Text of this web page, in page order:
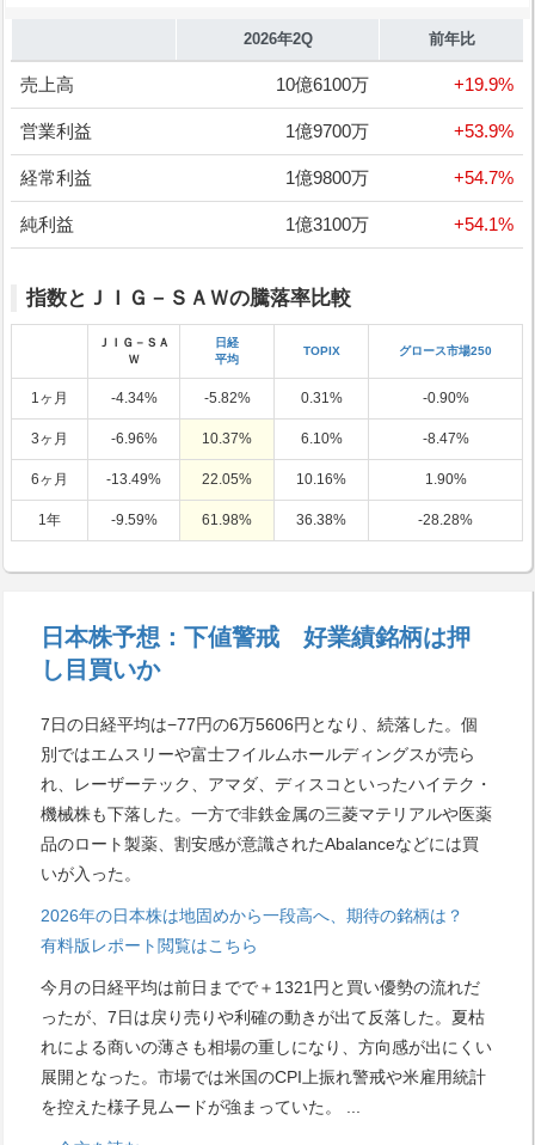
2026年2Q 前年比
売上高 10億6100万 +19.9%
営業利益 1億9700万 +53.9%
経常利益 1億9800万 +54.7%
純利益 1億3100万 +54.1%
指数とＪＩＧ－ＳＡＷの騰落率比較
ＪＩＧ－ＳＡ
Ｗ
日経
平均
TOPIX グロース市場250
1ヶ月 -4.34% -5.82% 0.31% -0.90%
3ヶ月 -6.96% 10.37% 6.10% -8.47%
6ヶ月 -13.49% 22.05% 10.16% 1.90%
1年 -9.59% 61.98% 36.38% -28.28%
日本株予想：下値警戒 好業績銘柄は押
し目買いか
7日の日経平均は−77円の6万5606円となり、続落した。個
別ではエムスリーや富士フイルムホールディングスが売ら
れ、レーザーテック、アマダ、ディスコといったハイテク・
機械株も下落した。一方で非鉄金属の三菱マテリアルや医薬
品のロート製薬、割安感が意識されたAbalanceなどには買
いが入った。
2026年の日本株は地固めから一段高へ、期待の銘柄は？
有料版レポート閲覧はこちら
今月の日経平均は前日までで＋1321円と買い優勢の流れだ
ったが、7日は戻り売りや利確の動きが出て反落した。夏枯
れによる商いの薄さも相場の重しになり、方向感が出にくい
展開となった。市場では米国のCPI上振れ警戒や米雇用統計
を控えた様子見ムードが強まっていた。
...